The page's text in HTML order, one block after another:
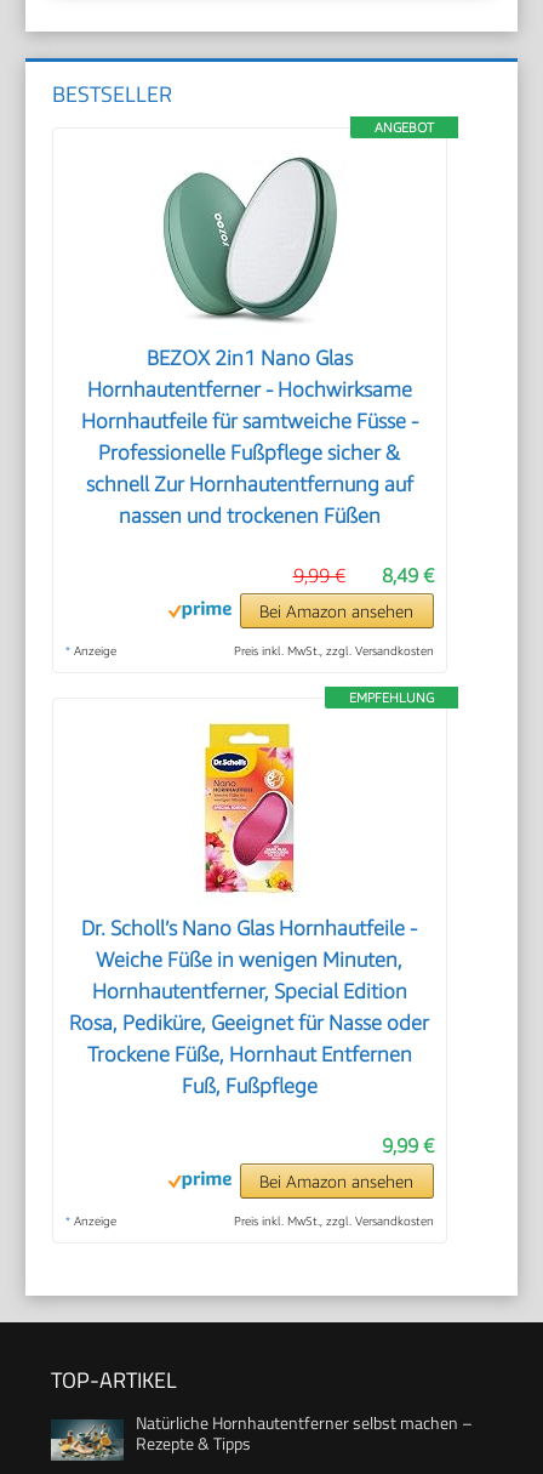
BESTSELLER
ANGEBOT
BEZOX 2in1 Nano Glas
Hornhautentferner - Hochwirksame
Hornhautfeile für samtweiche Füsse -
Professionelle Fußpflege sicher &
schnell Zur Hornhautentfernung auf
nassen und trockenen Füßen
8,49 €
9,99 €
Bei Amazon ansehen
* Anzeige Preis inkl. MwSt., zzgl. Versandkosten
EMPFEHLUNG
Dr. Scholl’s Nano Glas Hornhautfeile -
Weiche Füße in wenigen Minuten,
Hornhautentferner, Special Edition
Rosa, Pediküre, Geeignet für Nasse oder
Trockene Füße, Hornhaut Entfernen
Fuß, Fußpflege
9,99 €
Bei Amazon ansehen
* Anzeige Preis inkl. MwSt., zzgl. Versandkosten
TOP-ARTIKEL
Natürliche Hornhautentferner selbst machen –
Rezepte & Tipps